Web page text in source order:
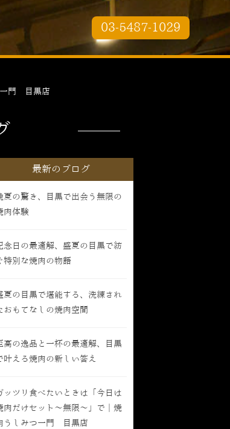
03-5487-1029
一門 目黒店
最新のブログ
夏の驚き、目黒で出会う無限の
肉体験
念日の最適解、盛夏の目黒で紡
特別な焼肉の物語
夏の目黒で堪能する、洗練され
おもてなしの焼肉空間
高の逸品と一杯の最適解、目黒
叶える焼肉の新しい答え
ッツリ食べたいときは「今日は
肉だけセット〜無限〜」で｜焼
うしみつ一門 目黒店